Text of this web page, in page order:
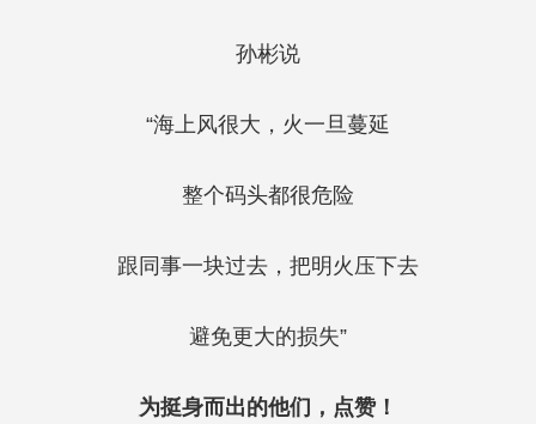
孙彬说
“海上风很大，火一旦蔓延
整个码头都很危险
跟同事一块过去，把明火压下去
避免更大的损失”
为挺身而出的他们，点赞！